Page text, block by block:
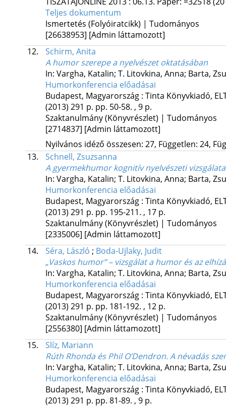
Teljes dokumentum
Ismertetés (Folyóiratcikk) | Tudományos
[26638953] [Admin láttamozott]
12.
Schirm, Anita
A humor szerepe a nyelvészet oktatásában
In: Vargha, Katalin; T. Litovkina, Anna; Barta,
Humorkonferencia előadásai
Budapest, Magyarország : Tinta Könyvkiadó,
(2013) 291 p. pp. 50-58. , 9 p.
Szaktanulmány (Könyvrészlet) | Tudományos
[2714837] [Admin láttamozott]
Nyilvános idéző összesen: 27, Független: 24,
13.
Schnell, Zsuzsanna
A gyermekhumor kognitív nyelvészeti vizsgálata
In: Vargha, Katalin; T. Litovkina, Anna; Barta,
Humorkonferencia előadásai
Budapest, Magyarország : Tinta Könyvkiadó,
(2013) 291 p. pp. 195-211. , 17 p.
Szaktanulmány (Könyvrészlet) | Tudományos
[2335006] [Admin láttamozott]
14.
Séra, László ; Boda-Ujlaky, Judit
„Vaskos humor” – vizsgálat a humor és az
In: Vargha, Katalin; T. Litovkina, Anna; Barta,
Humorkonferencia előadásai
Budapest, Magyarország : Tinta Könyvkiadó,
(2013) 291 p. pp. 181-192. , 12 p.
Szaktanulmány (Könyvrészlet) | Tudományos
[2556380] [Admin láttamozott]
15.
Slíz, Mariann
Rúth Rhonda és Phil O’Dendron. A névadás
In: Vargha, Katalin; T. Litovkina, Anna; Barta,
Humorkonferencia előadásai
Budapest, Magyarország : Tinta Könyvkiadó,
(2013) 291 p. pp. 81-89. , 9 p.